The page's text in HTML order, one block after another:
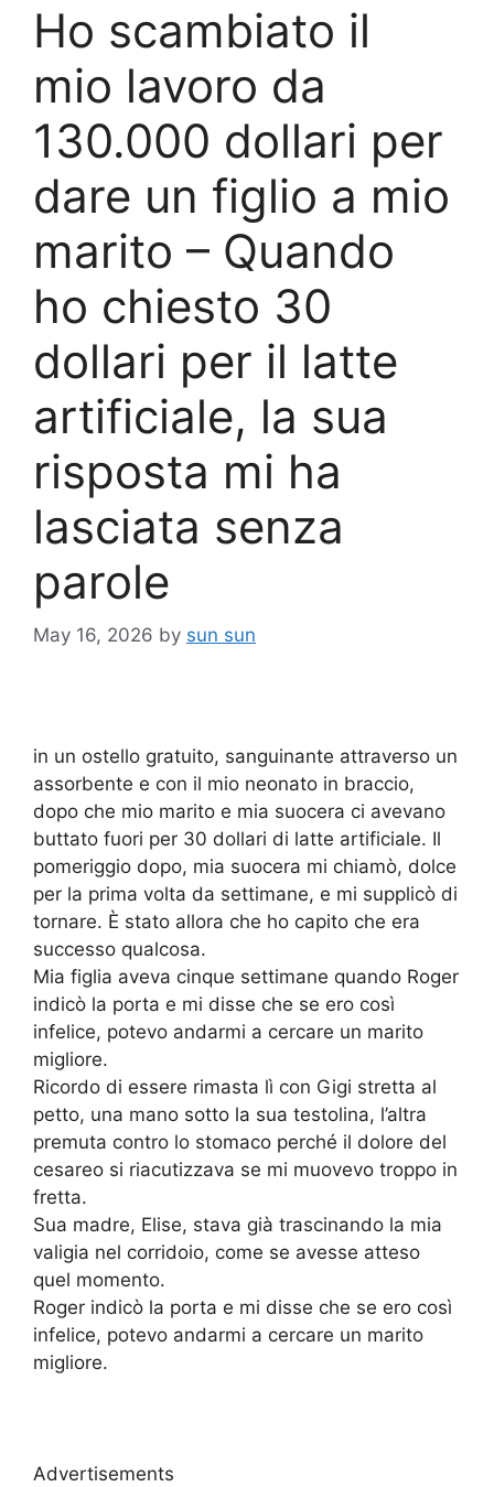
Ho scambiato il
mio lavoro da
130.000 dollari per
dare un figlio a mio
marito – Quando
ho chiesto 30
dollari per il latte
artificiale, la sua
risposta mi ha
lasciata senza
parole
May 16, 2026 by sun sun
in un ostello gratuito, sanguinante attraverso un
assorbente e con il mio neonato in braccio,
dopo che mio marito e mia suocera ci avevano
buttato fuori per 30 dollari di latte artificiale. Il
pomeriggio dopo, mia suocera mi chiamò, dolce
per la prima volta da settimane, e mi supplicò di
tornare. È stato allora che ho capito che era
successo qualcosa.
Mia figlia aveva cinque settimane quando Roger
indicò la porta e mi disse che se ero così
infelice, potevo andarmi a cercare un marito
migliore.
Ricordo di essere rimasta lì con Gigi stretta al
petto, una mano sotto la sua testolina, l’altra
premuta contro lo stomaco perché il dolore del
cesareo si riacutizzava se mi muovevo troppo in
fretta.
Sua madre, Elise, stava già trascinando la mia
valigia nel corridoio, come se avesse atteso
quel momento.
Roger indicò la porta e mi disse che se ero così
infelice, potevo andarmi a cercare un marito
migliore.
Advertisements